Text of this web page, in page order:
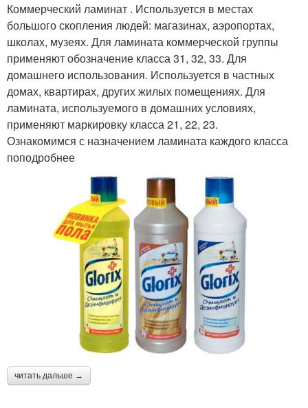
Коммерческий ламинат . Используется в местах
большого скопления людей: магазинах, аэропортах,
школах, музеях. Для ламината коммерческой группы
применяют обозначение класса 31, 32, 33. Для
домашнего использования. Используется в частных
домах, квартирах, других жилых помещениях. Для
ламината, используемого в домашних условиях,
применяют маркировку класса 21, 22, 23.
Ознакомимся с назначением ламината каждого класса
поподробнее
читать дальше →